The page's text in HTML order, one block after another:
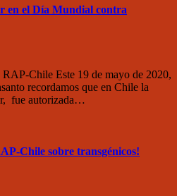
en el Día Mundial contra
Chile Este 19 de mayo de 2020,
recordamos que en Chile la
fue autorizada…
Chile sobre transgénicos!